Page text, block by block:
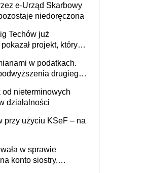
e-Urząd Skarbowy
niedoręczona
Techów już
projekt, który
w podatkach.
drugiego
nieterminowych
działalności
przy użyciu KSeF – na
w sprawie
konto siostry.